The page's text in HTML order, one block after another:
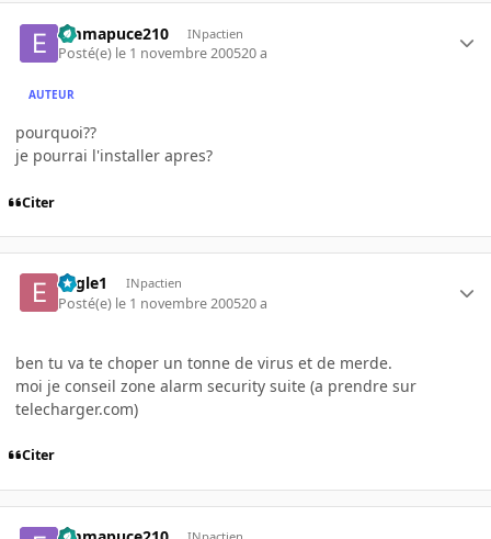
emmapuce210 INpactien
Posté(e) le 1 novembre 200520 a
AUTEUR
pourquoi??
je pourrai l'installer apres?
Citer
Eagle1 INpactien
Posté(e) le 1 novembre 200520 a
ben tu va te choper un tonne de virus et de merde.
moi je conseil zone alarm security suite (a prendre sur
telecharger.com)
Citer